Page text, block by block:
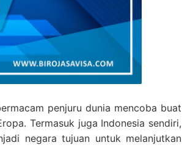
penjuru dunia mencoba buat
Termasuk juga Indonesia sendiri,
negara tujuan untuk melanjutkan